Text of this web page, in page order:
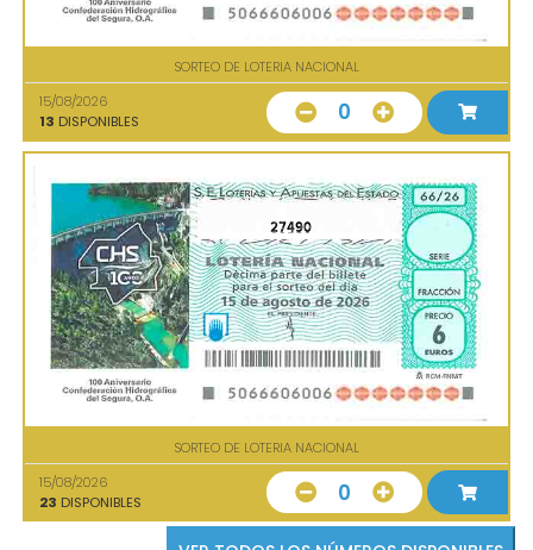
SORTEO DE LOTERIA NACIONAL
15/08/2026
13 DISPONIBLES 0
27490
SORTEO DE LOTERIA NACIONAL
15/08/2026
23 DISPONIBLES 0